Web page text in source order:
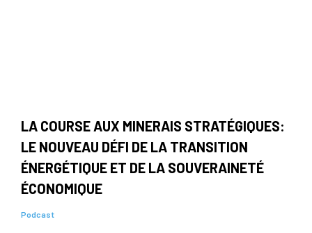
LA COURSE AUX MINERAIS STRATÉGIQUES:
LE NOUVEAU DÉFI DE LA TRANSITION
ÉNERGÉTIQUE ET DE LA SOUVERAINETÉ
ÉCONOMIQUE
Podcast